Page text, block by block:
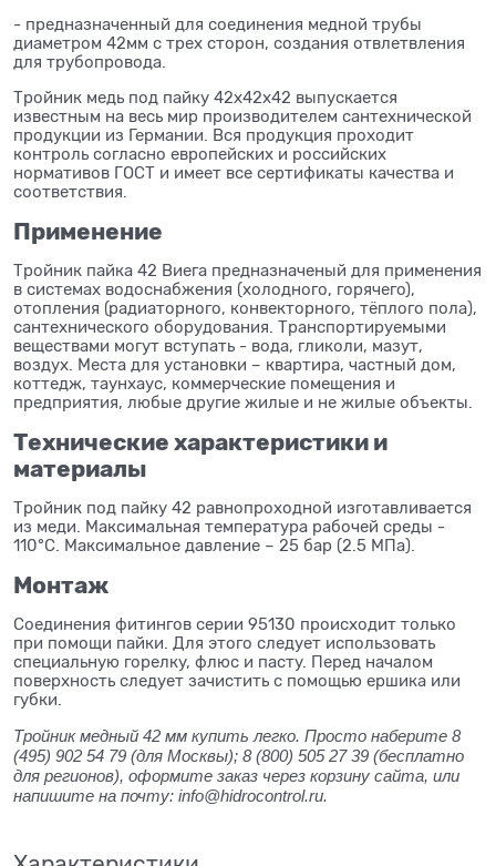
- предназначенный для соединения медной трубы
диаметром 42мм с трех сторон, создания отвлетвления
для трубопровода.
Тройник медь под пайку 42x42x42 выпускается
известным на весь мир производителем сантехнической
продукции из Германии. Вся продукция проходит
контроль согласно европейских и российских
нормативов ГОСТ и имеет все сертификаты качества и
соответствия.
Применение
Тройник пайка 42 Виега предназначеный для применения
в системах водоснабжения (холодного, горячего),
отопления (радиаторного, конвекторного, тёплого пола),
сантехнического оборудования. Транспортируемыми
веществами могут вступать - вода, гликоли, мазут,
воздух. Места для установки – квартира, частный дом,
коттедж, таунхаус, коммерческие помещения и
предприятия, любые другие жилые и не жилые объекты.
Технические характеристики и
материалы
Тройник под пайку 42 равнопроходной изготавливается
из меди. Максимальная температура рабочей среды -
110°C. Максимальное давление – 25 бар (2.5 МПа).
Монтаж
Соединения фитингов серии 95130 происходит только
при помощи пайки. Для этого следует использовать
специальную горелку, флюс и пасту. Перед началом
поверхность следует зачистить с помощью ершика или
губки.
Тройник медный 42 мм купить легко. Просто наберите 8
(495) 902 54 79 (для Москвы); 8 (800) 505 27 39 (бесплатно
для регионов), оформите заказ через корзину сайта, или
напишите на почту: info@hidrocontrol.ru.